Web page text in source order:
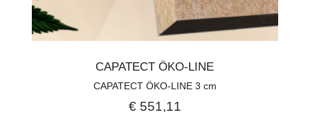
CAPATECT ÖKO-LINE
CAPATECT ÖKO-LINE 3 cm
€551,11